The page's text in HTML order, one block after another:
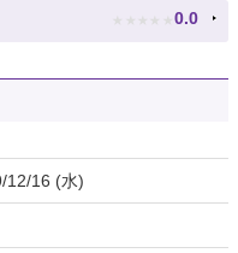
★ ★ ★ ★ ★ 0.0
12/16 (水)